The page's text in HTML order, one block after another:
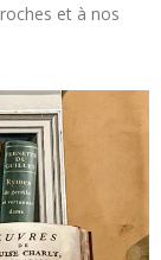
et à nos